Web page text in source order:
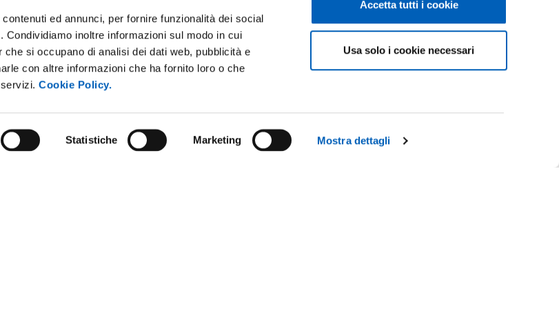
ed annunci, per fornire funzionalità dei social
Condividiamo inoltre informazioni sul modo in cui
si occupano di analisi dei dati web, pubblicità e
con altre informazioni che ha fornito loro o che
servizi.Cookie Policy.
Statistiche Marketing Mostra dettagli
Accetta tutti i cookie
Usa solo i cookie necessari